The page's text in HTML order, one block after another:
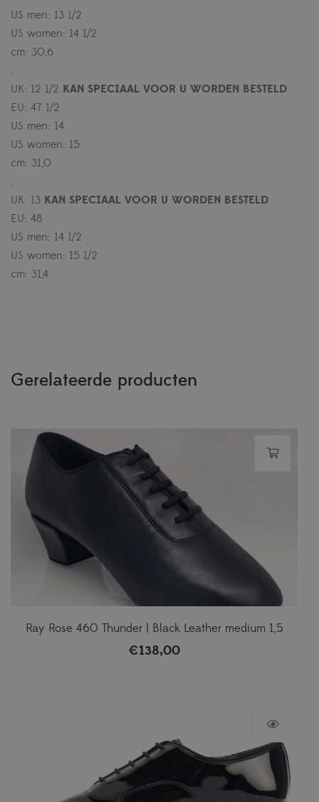
US men: 13 1/2
US women: 14 1/2
cm: 30,6
.
UK: 12 1/2 KAN SPECIAAL VOOR U WORDEN BESTELD
EU: 47 1/2
US men: 14
US women: 15
cm: 31,0
.
UK: 13 KAN SPECIAAL VOOR U WORDEN BESTELD
EU: 48
US men: 14 1/2
US women: 15 1/2
cm: 31,4
Gerelateerde producten
Ray Rose 460 Thunder | Black Leather medium 1,5
€138,00